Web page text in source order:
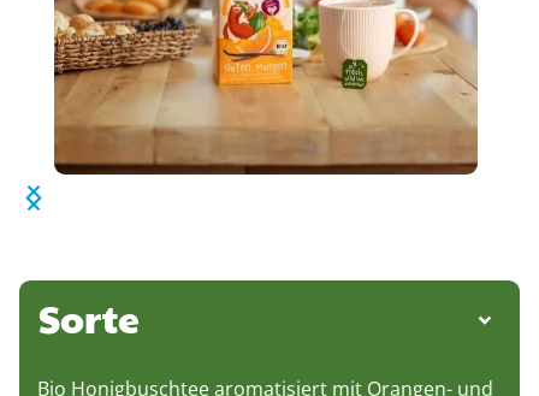
Sorte
Bio Honigbuschtee aromatisiert mit Orangen- und